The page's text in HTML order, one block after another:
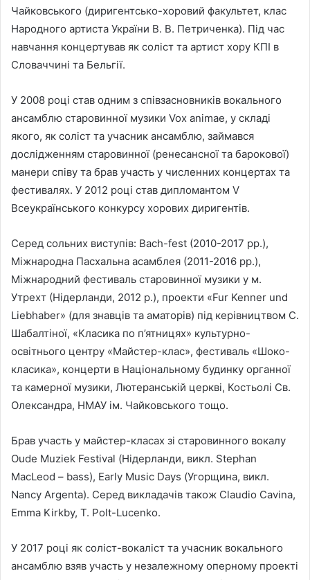
Чайковського (диригентсько-хоровий факультет, клас
Народного артиста України В. В. Петриченка). Під час
навчання концертував як соліст та артист хору КПІ в
Словаччині та Бельгії.
У 2008 році став одним з співзасновників вокального
ансамблю старовинної музики Vox animae, у складі
якого, як соліст та учасник ансамблю, займався
дослідженням старовинної (ренесансної та барокової)
манери співу та брав участь у численних концертах та
фестивалях. У 2012 році став дипломантом V
Всеукраїнського конкурсу хорових диригентів.
Серед сольних виступів: Bach-fest (2010-2017 рр.),
Міжнародна Пасхальна асамблея (2011-2016 рр.),
Міжнародний фестиваль старовинної музики у м.
Утрехт (Нідерланди, 2012 р.), проекти «Fur Kenner und
Liebhaber» (для знавців та аматорів) під керівництвом С.
Шабалтіної, «Класика по п’ятницях» культурно-
освітнього центру «Майстер-клас», фестиваль «Шоко-
класика», концерти в Національному будинку органної
та камерної музики, Лютеранській церкві, Костьолі Св.
Олександра, НМАУ ім. Чайковського тощо.
Брав участь у майстер-класах зі старовинного вокалу
Oude Muziek Festival (Нідерланди, викл. Stephan
MacLeod – bass), Еаrly Music Days (Угорщина, викл.
Nancy Argenta). Серед викладачів також Claudio Cavina,
Emma Kirkby, T. Polt-Lucenko.
У 2017 році як соліст-вокаліст та учасник вокального
ансамблю взяв участь у незалежному оперному проекті